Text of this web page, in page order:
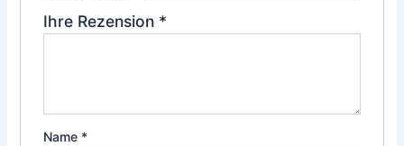
Ihre Rezension *
Name *